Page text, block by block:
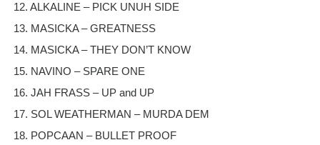
12. ALKALINE – PICK UNUH SIDE
13. MASICKA – GREATNESS
14. MASICKA – THEY DON’T KNOW
15. NAVINO – SPARE ONE
16. JAH FRASS – UP and UP
17. SOL WEATHERMAN – MURDA DEM
18. POPCAAN – BULLET PROOF